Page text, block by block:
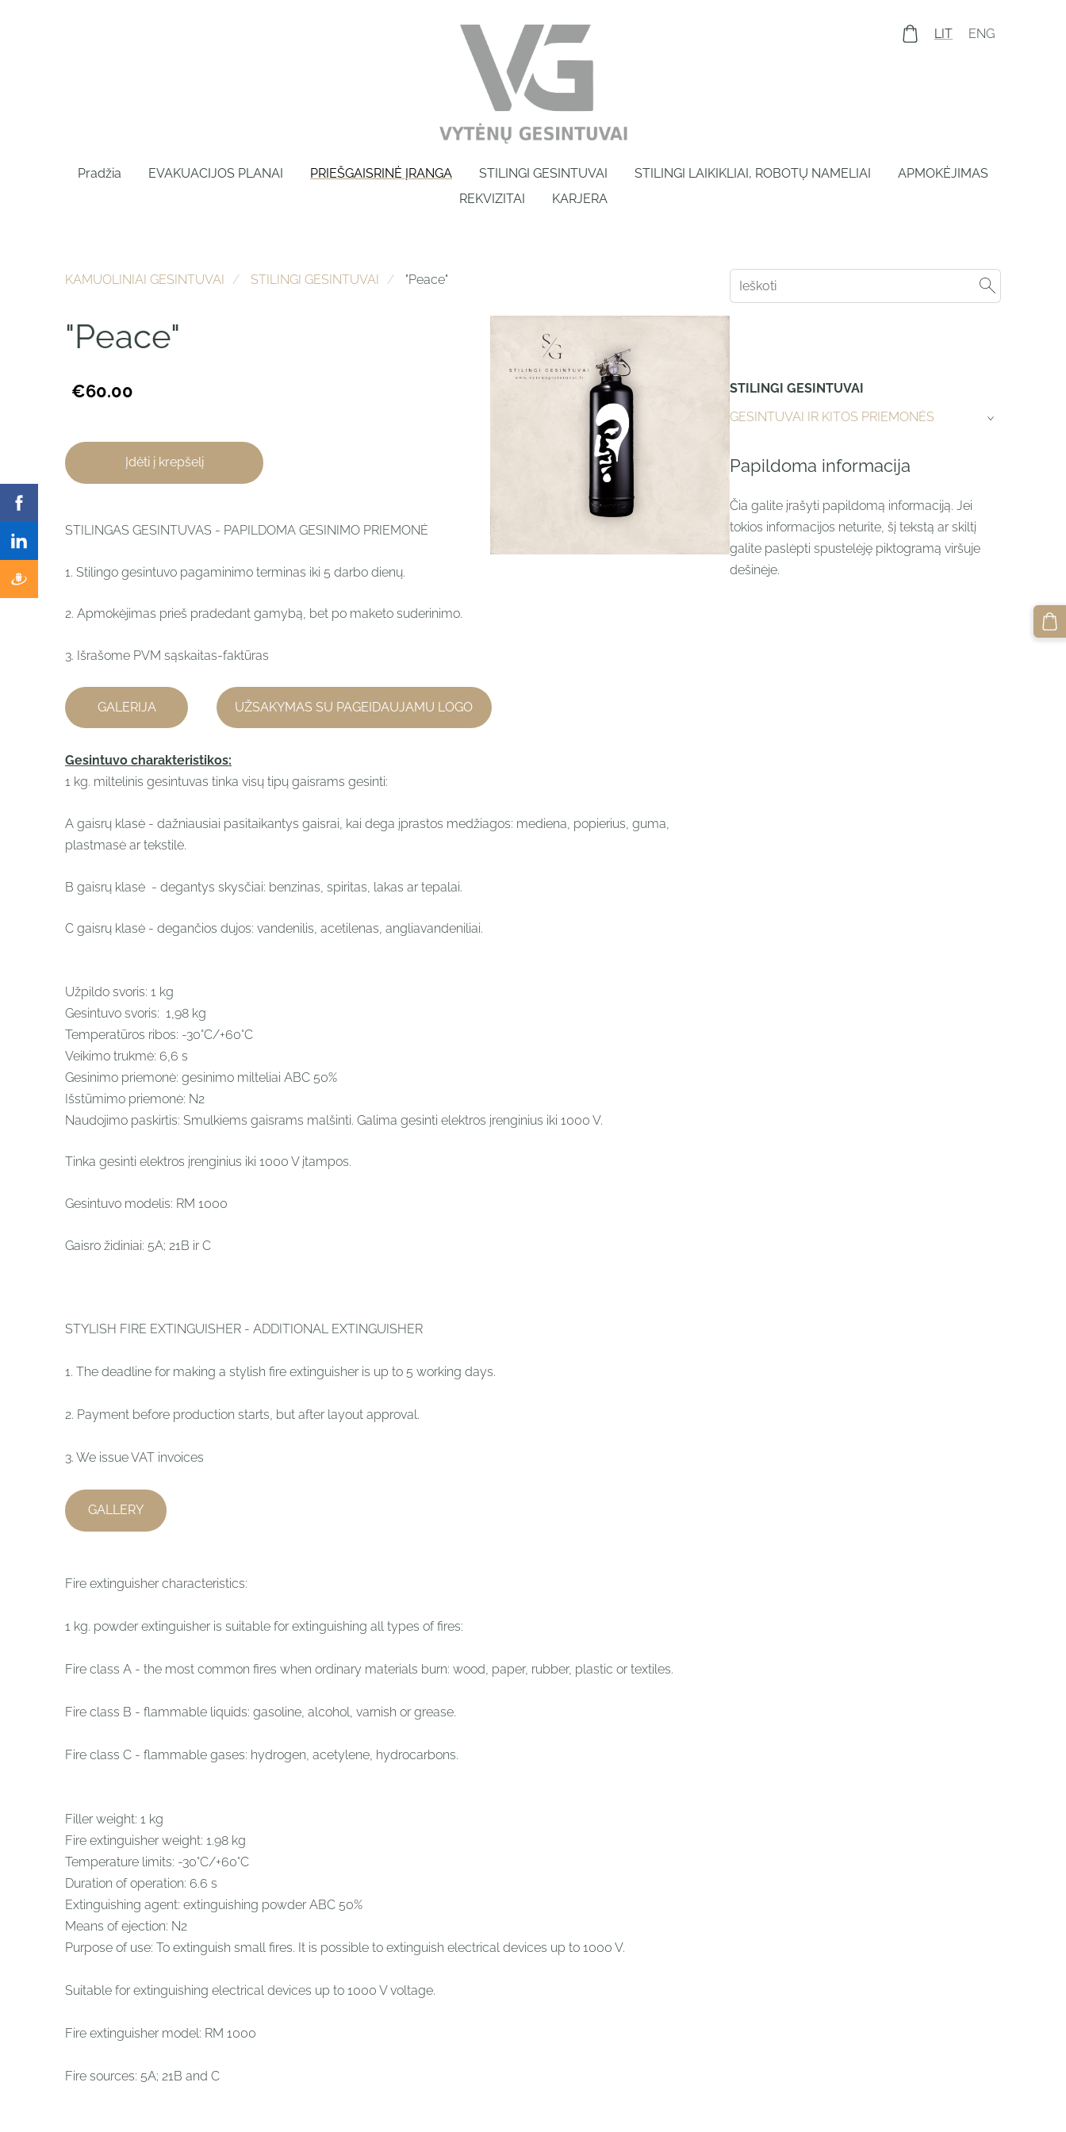
Pradžia EVAKUACIJOS PLANAI PRIEŠGAISRINĖ ĮRANGA STILINGI GESINTUVAI STILINGI LAIKIKLIAI, ROBOTŲ NAMELIAI
APMOKĖJIMAS
REKVIZITAI
KARJERA
LIT ENG
STILINGI GESINTUVAI
GESINTUVAI IR KITOS PRIEMONĖS
›
Papildoma informacija
Čia galite įrašyti papildomą informaciją. Jei
tokios informacijos neturite, šį tekstą ar skiltį
galite paslėpti spustelėję piktogramą viršuje
dešinėje.
KAMUOLINIAI GESINTUVAI STILINGI GESINTUVAI "Peace"
"Peace"
€60.00
Įdėti į krepšelį
STILINGAS GESINTUVAS - PAPILDOMA GESINIMO PRIEMONĖ
1. Stilingo gesintuvo pagaminimo terminas iki 5 darbo dienų.
2. Apmokėjimas prieš pradedant gamybą, bet po maketo suderinimo.
3. Išrašome PVM sąskaitas-faktūras
GALERIJA UŽSAKYMAS SU PAGEIDAUJAMU LOGO
Gesintuvo charakteristikos:
1 kg. miltelinis gesintuvas tinka visų tipų gaisrams gesinti:
A gaisrų klasė - dažniausiai pasitaikantys gaisrai, kai dega įprastos medžiagos: mediena, popierius, guma,
plastmasė ar tekstilė.
B gaisrų klasė - degantys skysčiai: benzinas, spiritas, lakas ar tepalai.
C gaisrų klasė - degančios dujos: vandenilis, acetilenas, angliavandeniliai.
Užpildo svoris: 1 kg
Gesintuvo svoris: 1,98 kg
Temperatūros ribos: -30°C/+60°C
Veikimo trukmė: 6,6 s
Gesinimo priemonė: gesinimo milteliai ABC 50%
Išstūmimo priemonė: N2
Naudojimo paskirtis: Smulkiems gaisrams malšinti. Galima gesinti elektros įrenginius iki 1000 V.
Tinka gesinti elektros įrenginius iki 1000 V įtampos.
Gesintuvo modelis: RM 1000
Gaisro židiniai: 5A; 21B ir C
STYLISH FIRE EXTINGUISHER - ADDITIONAL EXTINGUISHER
1. The deadline for making a stylish fire extinguisher is up to 5 working days.
2. Payment before production starts, but after layout approval.
3. We issue VAT invoices
GALLERY
Fire extinguisher characteristics:
1 kg. powder extinguisher is suitable for extinguishing all types of fires:
Fire class A - the most common fires when ordinary materials burn: wood, paper, rubber, plastic or textiles.
Fire class B - flammable liquids: gasoline, alcohol, varnish or grease.
Fire class C - flammable gases: hydrogen, acetylene, hydrocarbons.
Filler weight: 1 kg
Fire extinguisher weight: 1.98 kg
Temperature limits: -30°C/+60°C
Duration of operation: 6.6 s
Extinguishing agent: extinguishing powder ABC 50%
Means of ejection: N2
Purpose of use: To extinguish small fires. It is possible to extinguish electrical devices up to 1000 V.
Suitable for extinguishing electrical devices up to 1000 V voltage.
Fire extinguisher model: RM 1000
Fire sources: 5A; 21B and C